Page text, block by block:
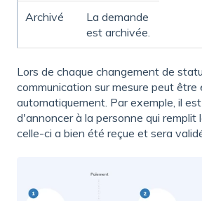
Archivé
La demande
est archivée.
Lors de chaque changement de
communication sur mesure peut
automatiquement. Par exemple, il
d'annoncer à la personne qui remplit
celle-ci a bien été reçue et sera